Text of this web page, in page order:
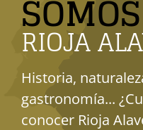
SOMOS
RIOJA
Historia,
gastronomía...
conocer Rioja